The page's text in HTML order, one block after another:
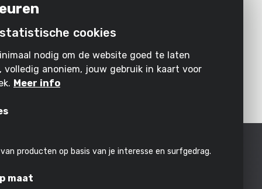
-
POWEBISS2
INCL. 2 BATTERIJEN 18V 1.5AH
EN LADER
cookies
nodig om de website goed te laten
volledig anoniem, jouw gebruik in kaart voor
Meer info
producten op basis van je interesse en surfgedrag.
maat